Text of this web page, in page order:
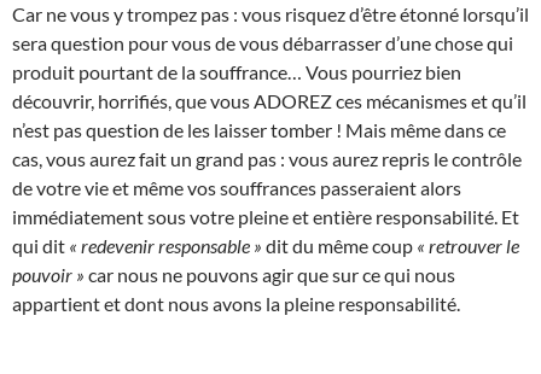
Car ne vous y trompez pas : vous risquez d’être étonné lorsqu’il
sera question pour vous de vous débarrasser d’une chose qui
produit pourtant de la souffrance… Vous pourriez bien
découvrir, horrifiés, que vous ADOREZ ces mécanismes et qu’il
n’est pas question de les laisser tomber ! Mais même dans ce
cas, vous aurez fait un grand pas : vous aurez repris le contrôle
de votre vie et même vos souffrances passeraient alors
immédiatement sous votre pleine et entière responsabilité. Et
qui dit « redevenir responsable » dit du même coup « retrouver le
pouvoir » car nous ne pouvons agir que sur ce qui nous
appartient et dont nous avons la pleine responsabilité.